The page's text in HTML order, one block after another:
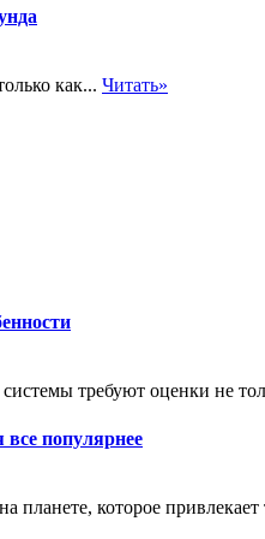
как... Читать»
требуют оценки не
популярнее
которое